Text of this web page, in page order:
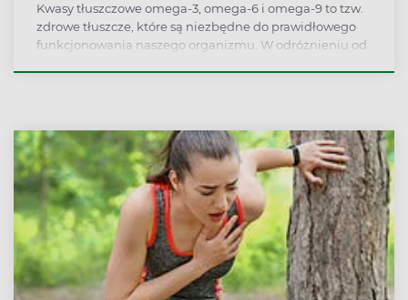
Kwasy tłuszczowe omega-3, omega-6 i omega-9 to tzw.
zdrowe tłuszcze, które są niezbędne do prawidłowego
funkcjonowania naszego organizmu. W odróżnieniu od